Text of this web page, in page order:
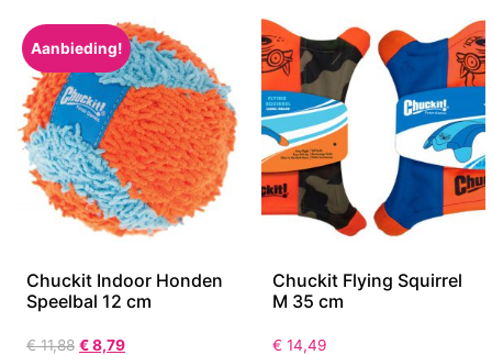
Aanbieding!
Chuckit Indoor Honden
Speelbal 12 cm
€11,88 €8,79
Chuckit Flying Squirrel
M 35 cm
€ 14,49